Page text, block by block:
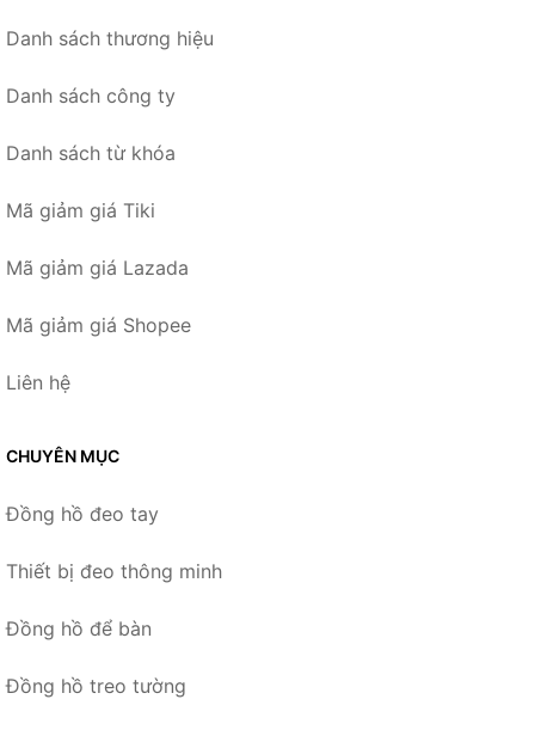
Danh sách thương hiệu
Danh sách công ty
Danh sách từ khóa
Mã giảm giá Tiki
Mã giảm giá Lazada
Mã giảm giá Shopee
Liên hệ
CHUYÊN MỤC
Đồng hồ đeo tay
Thiết bị đeo thông minh
Đồng hồ để bàn
Đồng hồ treo tường